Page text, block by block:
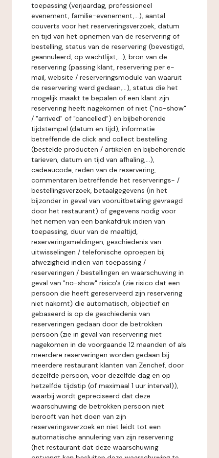
toepassing (verjaardag, professioneel
evenement, familie-evenement,...), aantal
couverts voor het reserveringsverzoek, datum
en tijd van het opnemen van de reservering of
bestelling, status van de reservering (bevestigd,
geannuleerd, op wachtlijst,...), bron van de
reservering (passing klant, reservering per e-
mail, website / reserveringsmodule van waaruit
de reservering werd gedaan,...), status die het
mogelijk maakt te bepalen of een klant zijn
reservering heeft nagekomen of niet ("no-show"
/ "arrived" of "cancelled") en bijbehorende
tijdstempel (datum en tijd), informatie
betreffende de click and collect bestelling
(bestelde producten / artikelen en bijbehorende
tarieven, datum en tijd van afhaling,...),
cadeaucode, reden van de reservering,
commentaren betreffende het reserverings- /
bestellingsverzoek, betaalgegevens (in het
bijzonder in geval van vooruitbetaling gevraagd
door het restaurant) of gegevens nodig voor
het nemen van een bankafdruk indien van
toepassing, duur van de maaltijd,
reserveringsmeldingen, geschiedenis van
uitwisselingen / telefonische oproepen bij
afwezigheid indien van toepassing /
reserveringen / bestellingen en waarschuwing in
geval van "no-show" risico's (zie risico dat een
persoon die heeft gereserveerd zijn reservering
niet nakomt) die automatisch, objectief en
gebaseerd is op de geschiedenis van
reserveringen gedaan door de betrokken
persoon (zie in geval van reservering niet
nagekomen in de voorgaande 12 maanden of als
meerdere reserveringen worden gedaan bij
meerdere restaurant klanten van Zenchef, door
dezelfde persoon, voor dezelfde dag en op
hetzelfde tijdstip (of maximaal 1 uur interval)),
waarbij wordt gepreciseerd dat deze
waarschuwing de betrokken persoon niet
berooft van het doen van zijn
reserveringsverzoek en niet leidt tot een
automatische annulering van zijn reservering
(het restaurant dat deze waarschuwing